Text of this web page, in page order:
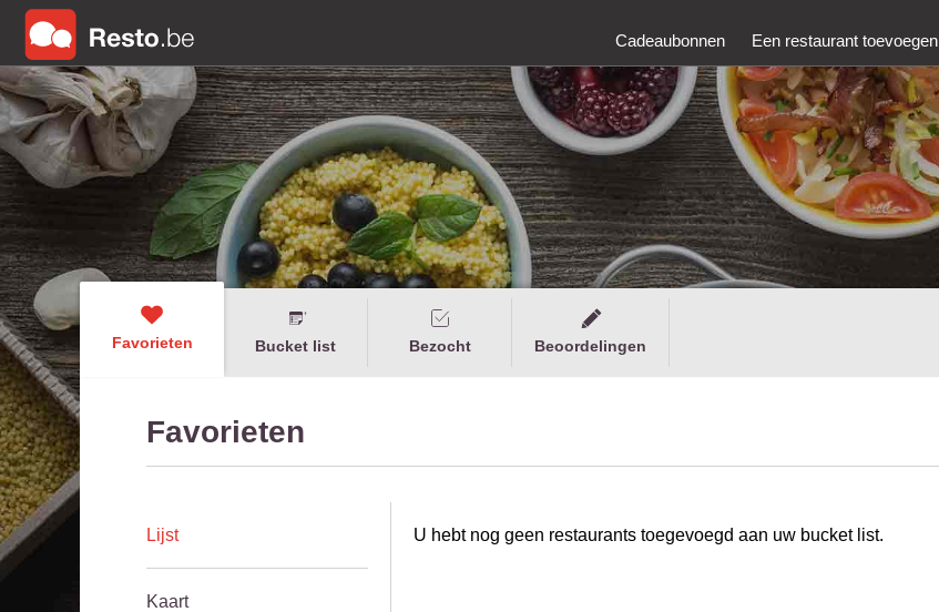
Cadeaubonnen Een restaurant toevoegen
Favorieten Bucket list Bezocht Beoordelingen
Favorieten
Lijst
Kaart
U hebt nog geen restaurants toegevoegd aan uw bucket list.